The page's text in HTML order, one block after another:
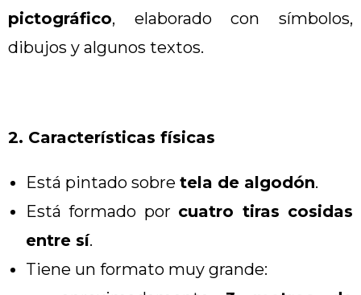
pictográfico, elaborado con símbolos,
dibujos y algunos textos.
2. Características físicas
Está pintado sobre tela de algodón.
Está formado por cuatro tiras cosidas
entre sí.
Tiene un formato muy grande: